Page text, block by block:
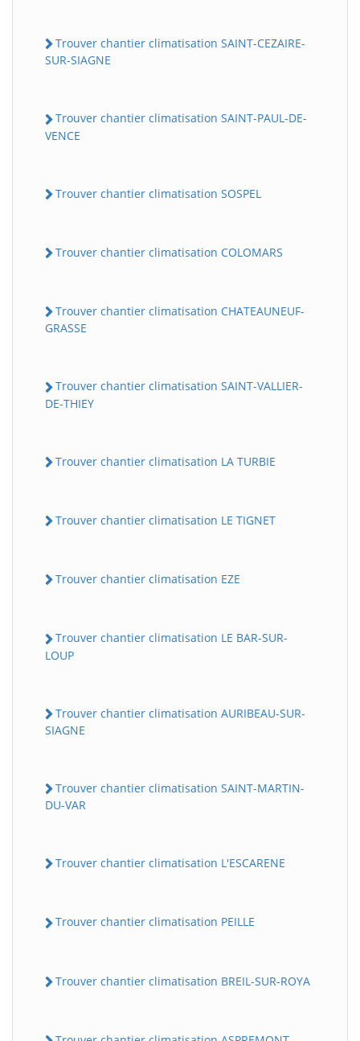
Trouver chantier climatisation SAINT-CEZAIRE-
SUR-SIAGNE
Trouver chantier climatisation SAINT-PAUL-DE-
VENCE
Trouver chantier climatisation SOSPEL
Trouver chantier climatisation COLOMARS
Trouver chantier climatisation CHATEAUNEUF-
GRASSE
Trouver chantier climatisation SAINT-VALLIER-
DE-THIEY
Trouver chantier climatisation LA TURBIE
Trouver chantier climatisation LE TIGNET
Trouver chantier climatisation EZE
Trouver chantier climatisation LE BAR-SUR-
LOUP
Trouver chantier climatisation AURIBEAU-SUR-
SIAGNE
Trouver chantier climatisation SAINT-MARTIN-
DU-VAR
Trouver chantier climatisation L'ESCARENE
Trouver chantier climatisation PEILLE
Trouver chantier climatisation BREIL-SUR-ROYA